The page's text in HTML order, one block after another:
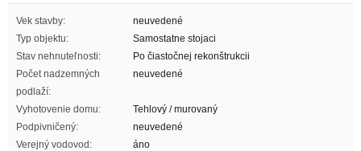
Vek stavby:
neuvedené
Typ objektu:
Samostatne stojaci
Stav nehnuteľnosti:
Po čiastočnej rekonštrukcii
Počet nadzemných
podlaží:
neuvedené
Vyhotovenie domu:
Tehlový / murovaný
Podpivničený:
neuvedené
Verejný vodovod:
áno